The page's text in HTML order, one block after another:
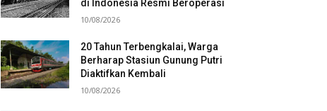
di Indonesia Resmi Beroperasi
10/08/2026
20 Tahun Terbengkalai, Warga
Berharap Stasiun Gunung Putri
Diaktifkan Kembali
10/08/2026